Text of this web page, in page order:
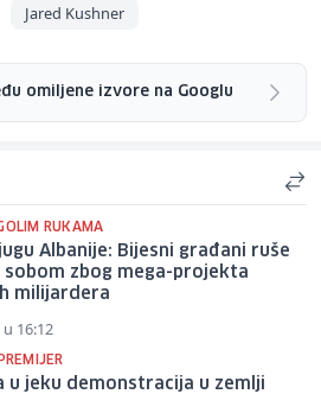
Jared Kushner
omiljene izvore na Googlu
RUKAMA
Albanije: Bijesni građani ruše
sobom zbog mega-projekta
milijardera
u 16:12
u jeku demonstracija u zemlji